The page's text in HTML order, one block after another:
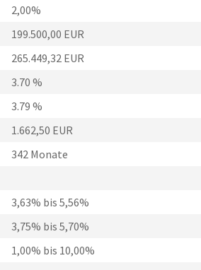
2,00%
199.500,00 EUR
265.449,32 EUR
3.70 %
3.79 %
1.662,50 EUR
342 Monate
3,63% bis 5,56%
3,75% bis 5,70%
1,00% bis 10,00%